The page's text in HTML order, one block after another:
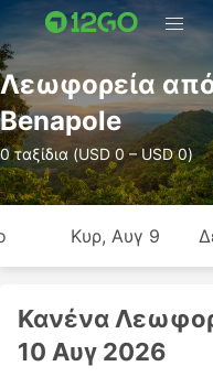
Λεωφορεία
Benapole
0 ταξίδια (USD 0 – USD 0)
Κυρ, Αυγ 9
Κανένα
10 Αυγ 2026